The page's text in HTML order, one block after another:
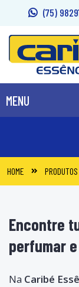
(75)
MENU
FALE CONOSCO
HOME PRODUTOS
Encontre
perfumar
Na Caribé